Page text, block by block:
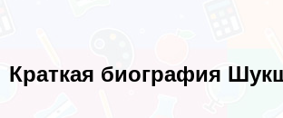
Краткая биография